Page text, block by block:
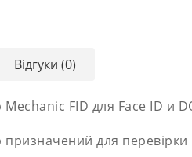
Відгуки (0)
FID для Face ID и
для